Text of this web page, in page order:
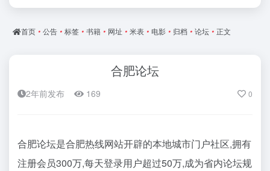
首页 • 公告 • 标签 • 书籍 • 网址 • 米表 • 电影 • 归档 • 论坛 • 正文
合肥论坛
2年前发布 169 0
合肥论坛是合肥热线网站开辟的本地城市门户社区,拥有
注册会员300万,每天登录用户超过50万,成为省内论坛规